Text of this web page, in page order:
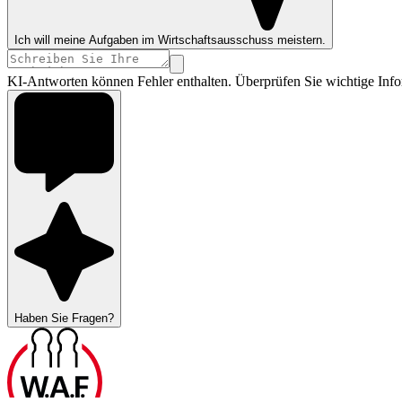
Ich will meine Aufgaben im Wirtschaftsausschuss meistern.
KI-Antworten können Fehler enthalten. Überprüfen Sie wichtige
Haben Sie Fragen?